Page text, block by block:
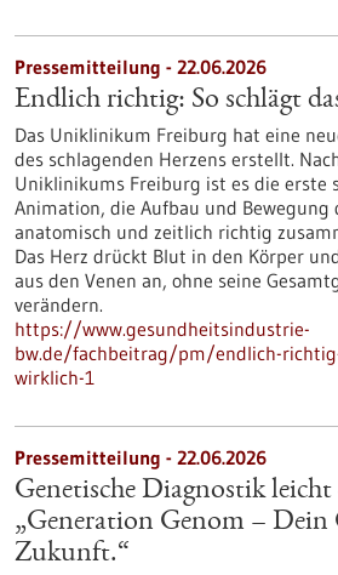
Pressemitteilung - 22.06.2026
Endlich richtig: So schlägt
Das Uniklinikum Freiburg hat eine
des schlagenden Herzens erstellt.
Uniklinikums Freiburg ist es die erste
Animation, die Aufbau und Bewegung
anatomisch und zeitlich richtig
Das Herz drückt Blut in den Körper
aus den Venen an, ohne seine
verändern.
https://www.gesundheitsindustrie-
bw.de/fachbeitrag/pm/endlich-
wirklich-1
Pressemitteilung - 22.06.2026
Genetische Diagnostik
„Generation Genom – Dein
Zukunft.“